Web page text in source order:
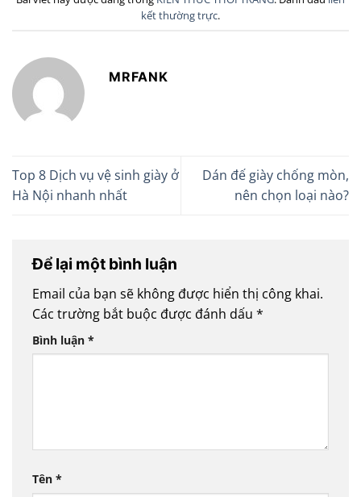
kết thường trực.
MRFANK
Top 8 Dịch vụ vệ sinh giày ở
Hà Nội nhanh nhất
Dán đế giày chống mòn,
nên chọn loại nào?
Để lại một bình luận
Email của bạn sẽ không được hiển thị công khai.
Các trường bắt buộc được đánh dấu *
Bình luận *
Tên *